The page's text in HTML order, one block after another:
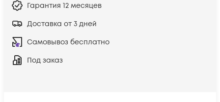
Гарантия 12 месяцев
Доставка от 3 дней
Самовывоз бесплатно
Под заказ